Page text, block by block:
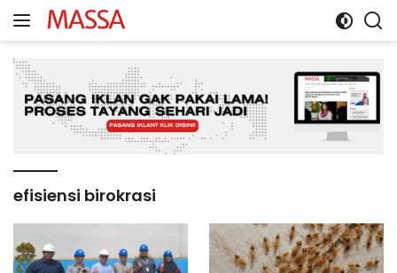
Langsung
ke
efisiensi birokrasi